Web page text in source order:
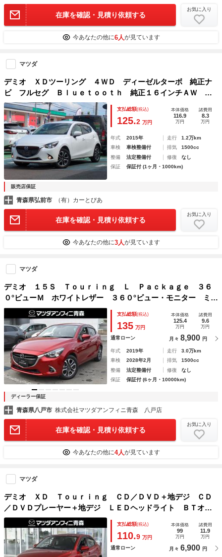
在庫を確認・見積り依頼する
お気に入り
今あなたの他に6人が見ています
マツダ
デミオ ＸＤツーリング ４ＷＤ ディーゼルターボ 純正ナ
ビ フルセグ Ｂｌｕｅｔｏｏｔｈ 純正１６インチＡＷ ア
ームレスト パドルシフト クルコン ＨＵＤ ＬＥＤヘッド
ライト 横滑り防止 ステアリングスイッチ スマートキー
支払総額(税込)
125.2 万円
本体価格
116.9
万円
諸費用
8.3
万円
年式 2015年 走行
1.2万km
車検
車検整備付 排気
1500cc
整備
法定整備付 修復
なし
保証
保証付 (1ヶ月・1000km)
販売店保証
青森県弘前市 （有）カーとぴあ
在庫を確認・見積り依頼する
お気に入り
今あなたの他に3人が見ています
マツダ
デミオ １５Ｓ Ｔｏｕｒｉｎｇ Ｌ Ｐａｃｋａｇｅ ３６
０°ビューＭ ホワイトレザー ３６０°ビュー・モニター ミュ
ージックプレイヤー接続可 ＤＶＤ再生 バックカメラ ＬＥ
Ｄヘッド 衝突軽減ブレーキ アイドリングストップ フルセ
グＴＶ オートエアコン 前席シートヒーター
支払総額(税込)
135 万円
本体価格
125.4
万円
諸費用
9.6
万円
通常ローン 月々 8,900 円
年式 2019年 走行
3.0万km
車検
2028年2月 排気
1500cc
整備
法定整備付 修復
なし
保証
保証付 (6ヶ月・10000km)
ディーラー保証
青森県八戸市 株式会社マツダアンフィニ青森 八戸店
在庫を確認・見積り依頼する
お気に入り
今あなたの他に4人が見ています
マツダ
デミオ ＸＤ Ｔｏｕｒｉｎｇ ＣＤ／ＤＶＤ＋地デジ ＣＤ
／ＤＶＤプレーヤー＋地デジ ＬＥＤヘッドライト ＢＴオー
ディオ イモビライザー Ｂカメラ サイドエアバッグ ＤＳ
Ｃ ナビＴＶ ＡＵＸ ＤＶＤ再生機能 アドバンスドキー
ＡＢＳ エアバッグ ＵＳＢ
支払総額(税込)
110.9 万円
本体価格
99
万円
諸費用
11.9
万円
通常ローン 月々 6,900 円